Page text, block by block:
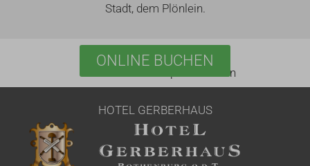
Stadt, dem Plönlein.
Jetzt zum Bestpreis buchen
ONLINE BUCHEN
HOTEL GERBERHAUS